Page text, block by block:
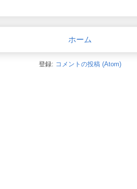
ホーム
登録: コメントの投稿 (Atom)